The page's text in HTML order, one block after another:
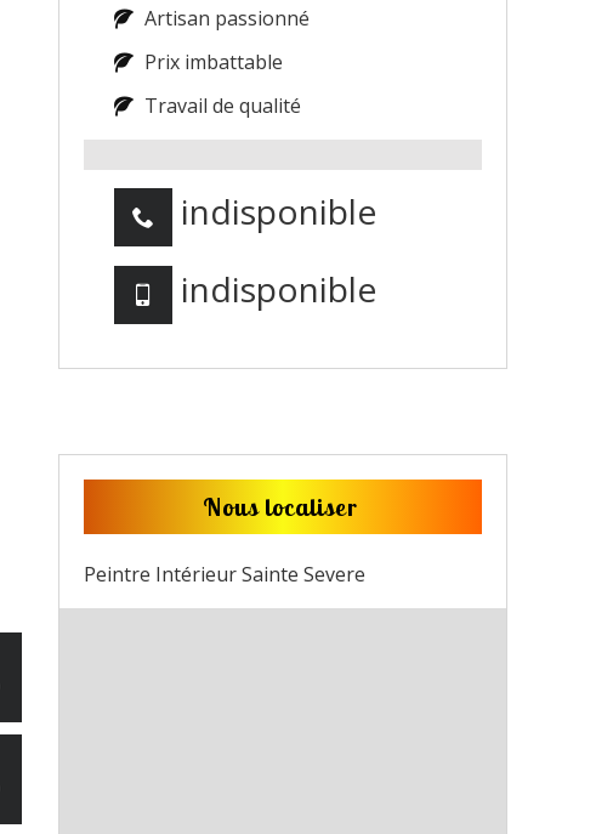
Artisan passionné
Prix imbattable
Travail de qualité
indisponible
indisponible
Nous localiser
Peintre Intérieur Sainte Severe